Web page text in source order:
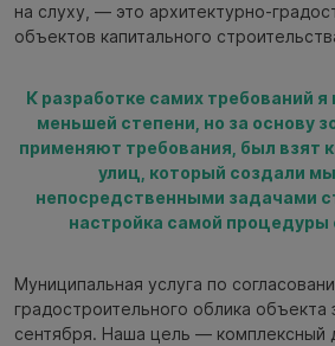
на слуху, — это архитектурно-
объектов капитального
К разработке самих требований
меньшей степени, но за основу
применяют требования, был взят
улиц, который создали
непосредственными задачами
настройка самой процедуры
Муниципальная услуга по
градостроительного облика объекта
сентября. Наша цель — комплексный